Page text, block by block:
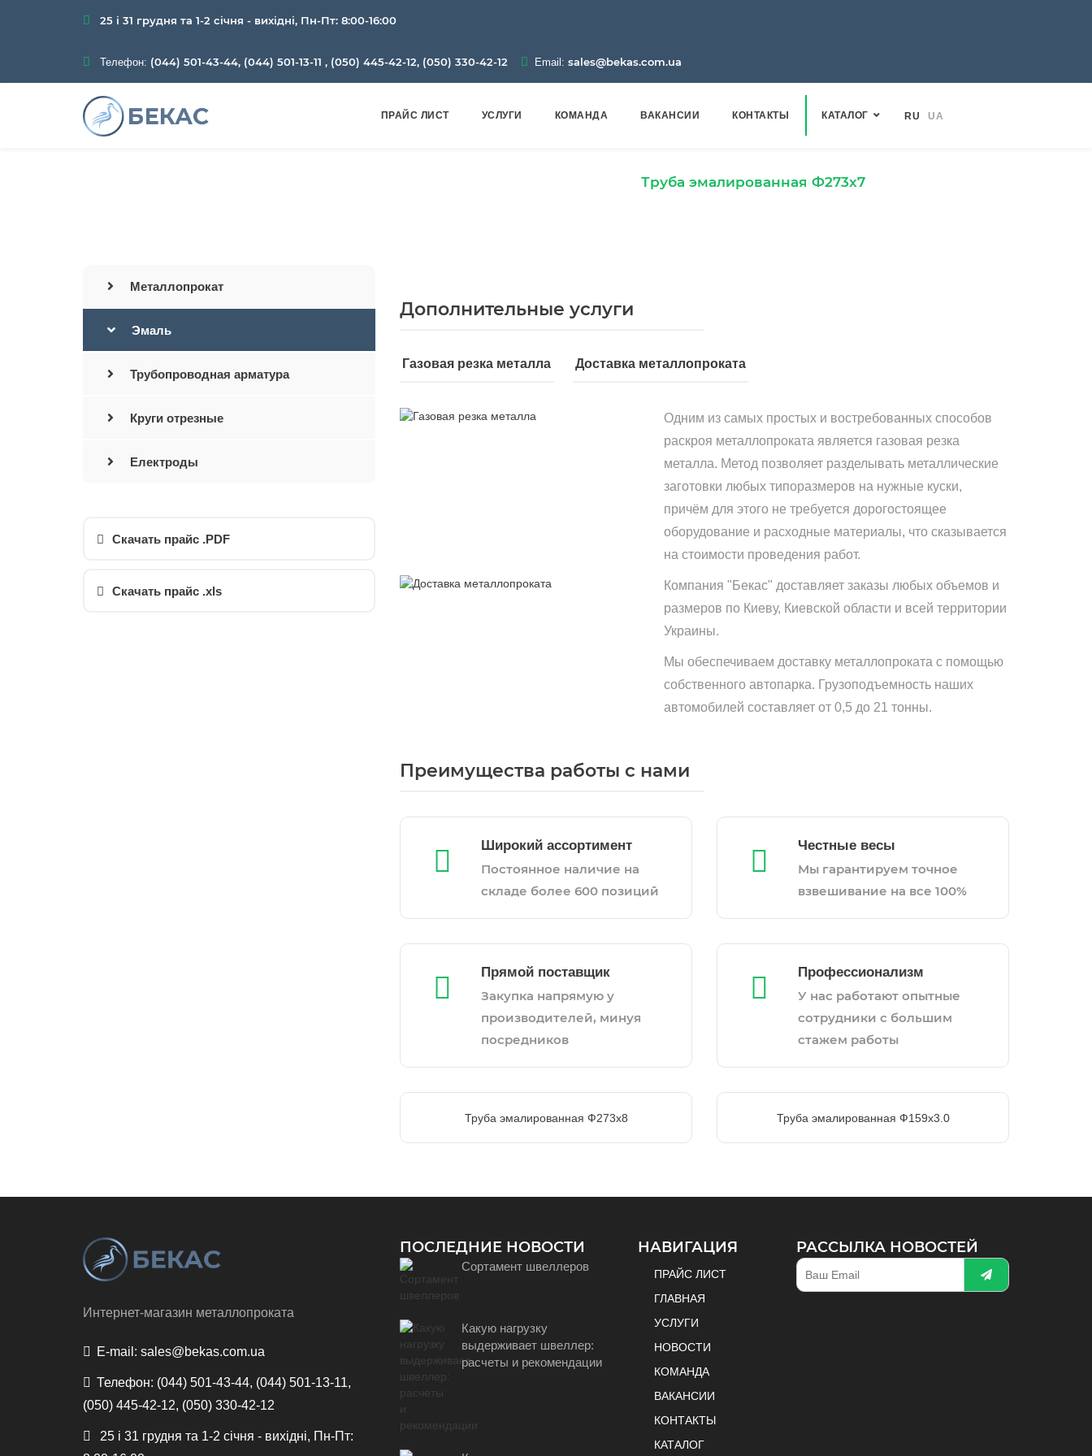
25 і 31 грудня та 1-2 січня - вихідні, Пн-Пт: 8:00-16:00
Телефон: (044) 501-43-44, (044) 501-13-11 , (050) 445-42-12, (050) 330-42-12 Email: sales@bekas.com.ua
ПРАЙС ЛИСТ УСЛУГИ КОМАНДА ВАКАНСИИ КОНТАКТЫ КАТАЛОГ RU UA
Труба эмалированная Ф273х7
Металлопрокат
Эмаль
Трубопроводная арматура
Круги отрезные
Електроды
Скачать прайс .PDF
Скачать прайс .xls
Дополнительные услуги
Газовая резка металла Доставка металлопроката
Одним из самых простых и востребованных способов
раскроя металлопроката является газовая резка
металла. Метод позволяет разделывать металлические
заготовки любых типоразмеров на нужные куски,
причём для этого не требуется дорогостоящее
оборудование и расходные материалы, что сказывается
на стоимости проведения работ.
Компания "Бекас" доставляет заказы любых объемов и
размеров по Киеву, Киевской области и всей территории
Украины.
Мы обеспечиваем доставку металлопроката с помощью
собственного автопарка. Грузоподъемность наших
автомобилей составляет от 0,5 до 21 тонны.
Преимущества работы с нами
Широкий ассортимент
Постоянное наличие на
складе более 600 позиций
Честные весы
Мы гарантируем точное
взвешивание на все 100%
Прямой поставщик
Закупка напрямую у
производителей, минуя
посредников
Профессионализм
У нас работают опытные
сотрудники с большим
стажем работы
Труба эмалированная Ф273х8 Труба эмалированная Ф159х3.0
Интернет-магазин металлопроката
E-mail: sales@bekas.com.ua
Телефон: (044) 501-43-44, (044) 501-13-11,
(050) 445-42-12, (050) 330-42-12
25 і 31 грудня та 1-2 січня - вихідні, Пн-Пт:
ПОСЛЕДНИЕ НОВОСТИ
Сортамент швеллеров
Какую нагрузку
выдерживает швеллер:
расчеты и рекомендации
НАВИГАЦИЯ
ПРАЙС ЛИСТ
ГЛАВНАЯ
УСЛУГИ
НОВОСТИ
КОМАНДА
ВАКАНСИИ
КОНТАКТЫ
КАТАЛОГ
РАССЫЛКА НОВОСТЕЙ